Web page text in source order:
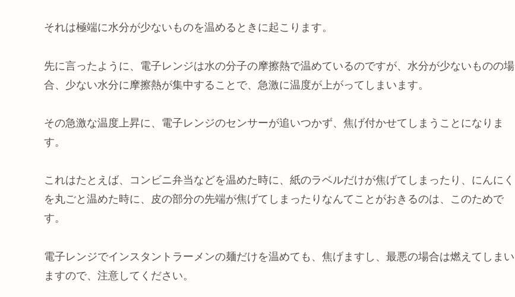
それは極端に水分が少ないものを温めるときに起こります。
先に言ったように、電子レンジは水の分子の摩擦熱で温めているのですが、水分が少ないものの場
合、少ない水分に摩擦熱が集中することで、急激に温度が上がってしまいます。
その急激な温度上昇に、電子レンジのセンサーが追いつかず、焦げ付かせてしまうことになりま
す。
これはたとえば、コンビニ弁当などを温めた時に、紙のラベルだけが焦げてしまったり、にんにく
を丸ごと温めた時に、皮の部分の先端が焦げてしまったりなんてことがおきるのは、このためで
す。
電子レンジでインスタントラーメンの麺だけを温めても、焦げますし、最悪の場合は燃えてしまい
ますので、注意してください。